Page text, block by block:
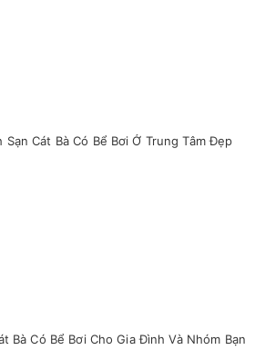
Sạn Cát Bà Có Bể Bơi Ở Trung Tâm Đẹp
Bà Có Bể Bơi Cho Gia Đình Và Nhóm Bạn